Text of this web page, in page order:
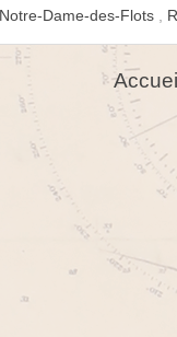
Notre-Dame-des-Flots